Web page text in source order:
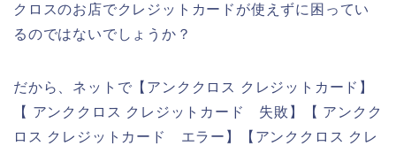
クロスのお店でクレジットカードが使えずに困ってい
るのではないでしょうか？
だから、ネットで【アンククロス クレジットカード】
【 アンククロス クレジットカード 失敗】【 アンクク
ロス クレジットカード エラー】【アンククロス クレ